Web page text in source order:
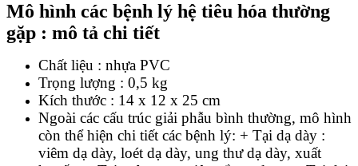
Mô hình các bệnh lý hệ tiêu hóa thường
gặp : mô tả chi tiết
Chất liệu : nhựa PVC
Trọng lượng : 0,5 kg
Kích thước : 14 x 12 x 25 cm
Ngoài các cấu trúc giải phẫu bình thường, mô hình
còn thể hiện chi tiết các bệnh lý: + Tại dạ dày :
viêm dạ dày, loét dạ dày, ung thư dạ dày, xuất